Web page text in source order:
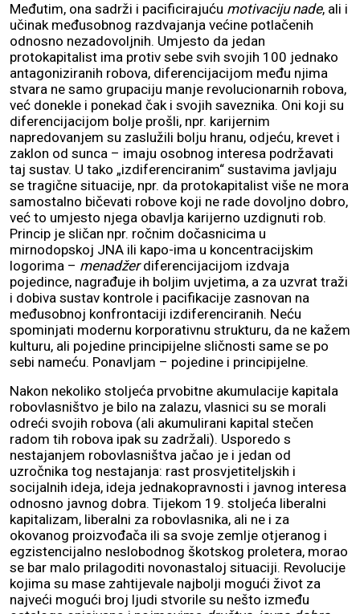
Međutim, ona sadrži i pacificirajuću motivaciju nade, ali i
učinak međusobnog razdvajanja većine potlačenih
odnosno nezadovoljnih. Umjesto da jedan
protokapitalist ima protiv sebe svih svojih 100 jednako
antagoniziranih robova, diferencijacijom među njima
stvara ne samo grupaciju manje revolucionarnih robova,
već donekle i ponekad čak i svojih saveznika. Oni koji su
diferencijacijom bolje prošli, npr. karijernim
napredovanjem su zaslužili bolju hranu, odjeću, krevet i
zaklon od sunca – imaju osobnog interesa podržavati
taj sustav. U tako „izdiferenciranim“ sustavima javljaju
se tragične situacije, npr. da protokapitalist više ne mora
samostalno bičevati robove koji ne rade dovoljno dobro,
već to umjesto njega obavlja karijerno uzdignuti rob.
Princip je sličan npr. ročnim dočasnicima u
mirnodopskoj JNA ili kapo-ima u koncentracijskim
logorima – menadžerdiferencijacijom izdvaja
pojedince, nagrađuje ih boljim uvjetima, a za uzvrat traži
i dobiva sustav kontrole i pacifikacije zasnovan na
međusobnoj konfrontaciji izdiferenciranih. Neću
spominjati modernu korporativnu strukturu, da ne kažem
kulturu, ali pojedine principijelne sličnosti same se po
sebi nameću. Ponavljam – pojedine i principijelne.
Nakon nekoliko stoljeća prvobitne akumulacije kapitala
robovlasništvo je bilo na zalazu, vlasnici su se morali
odreći svojih robova (ali akumulirani kapital stečen
radom tih robova ipak su zadržali). Usporedo s
nestajanjem robovlasništva jačao je i jedan od
uzročnika tog nestajanja: rast prosvjetiteljskih i
socijalnih ideja, ideja jednakopravnosti i javnog interesa
odnosno javnog dobra. Tijekom 19. stoljeća liberalni
kapitalizam, liberalni za robovlasnika, ali ne i za
okovanog proizvođača ili sa svoje zemlje otjeranog i
egzistencijalno neslobodnog škotskog proletera, morao
se bar malo prilagoditi novonastaloj situaciji. Revolucije
kojima su mase zahtijevale najbolji mogući život za
najveći mogući broj ljudi stvorile su nešto između